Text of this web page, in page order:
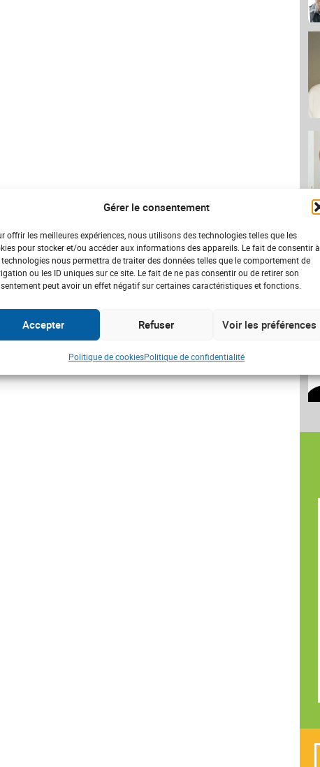
Gérer le consentement
offrir les meilleures expériences, nous utilisons des technologies telles que les
pour stocker et/ou accéder aux informations des appareils. Le fait de consentir à
technologies nous permettra de traiter des données telles que le comportement de
ou les ID uniques sur ce site. Le fait de ne pas consentir ou de retirer son
peut avoir un effet négatif sur certaines caractéristiques et fonctions.
Accepter Refuser Voir les préférences
Politique de cookiesPolitique de confidentialité